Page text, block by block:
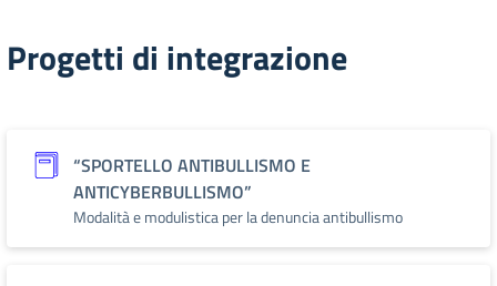
Progetti di integrazione
“SPORTELLO ANTIBULLISMO E
ANTICYBERBULLISMO”
Modalità e modulistica per la denuncia antibullismo